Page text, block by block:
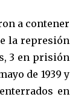
a contener
la represión
3 en prisión
de 1939 y
en